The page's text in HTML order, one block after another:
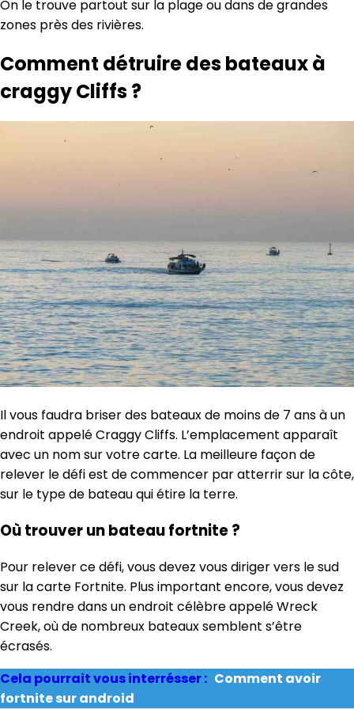
On le trouve partout sur la plage ou dans de grandes
zones près des rivières.
Comment détruire des bateaux à
craggy Cliffs ?
Il vous faudra briser des bateaux de moins de 7 ans à un
endroit appelé Craggy Cliffs. L’emplacement apparaît
avec un nom sur votre carte. La meilleure façon de
relever le défi est de commencer par atterrir sur la côte,
sur le type de bateau qui étire la terre.
Où trouver un bateau fortnite ?
Pour relever ce défi, vous devez vous diriger vers le sud
sur la carte Fortnite. Plus important encore, vous devez
vous rendre dans un endroit célèbre appelé Wreck
Creek, où de nombreux bateaux semblent s’être
écrasés.
Cela pourrait vous interrésser : Comment avoir
fortnite sur android